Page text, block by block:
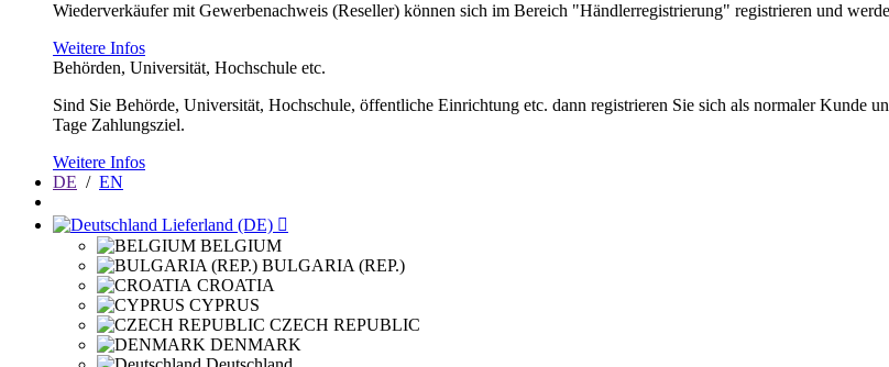
Wiederverkäufer mit Gewerbenachweis (Reseller) können sich im Bereich "Händlerregistrierung" registrieren und
Weitere Infos
Behörden, Universität, Hochschule etc.
Sind Sie Behörde, Universität, Hochschule, öffentliche Einrichtung etc. dann registrieren Sie sich als normaler Kunde
Tage Zahlungsziel.
Weitere Infos
DE / EN
Lieferland (DE) 
BELGIUM
BULGARIA (REP.)
CROATIA
CYPRUS
CZECH REPUBLIC
DENMARK